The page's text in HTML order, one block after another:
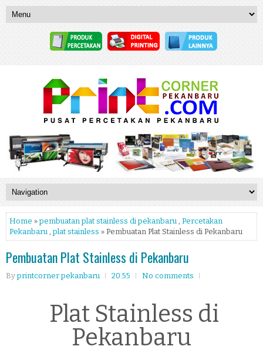
Home »pembuatan plat stainless di pekanbaru
Percetakan
Pekanbaru ,plat stainless » Pembuatan Plat Stainless di Pekanbaru
Pembuatan Plat Stainless di Pekanbaru
Byprintcorner pekanbaru 20:55 No comments
Plat Stainless di
Pekanbaru